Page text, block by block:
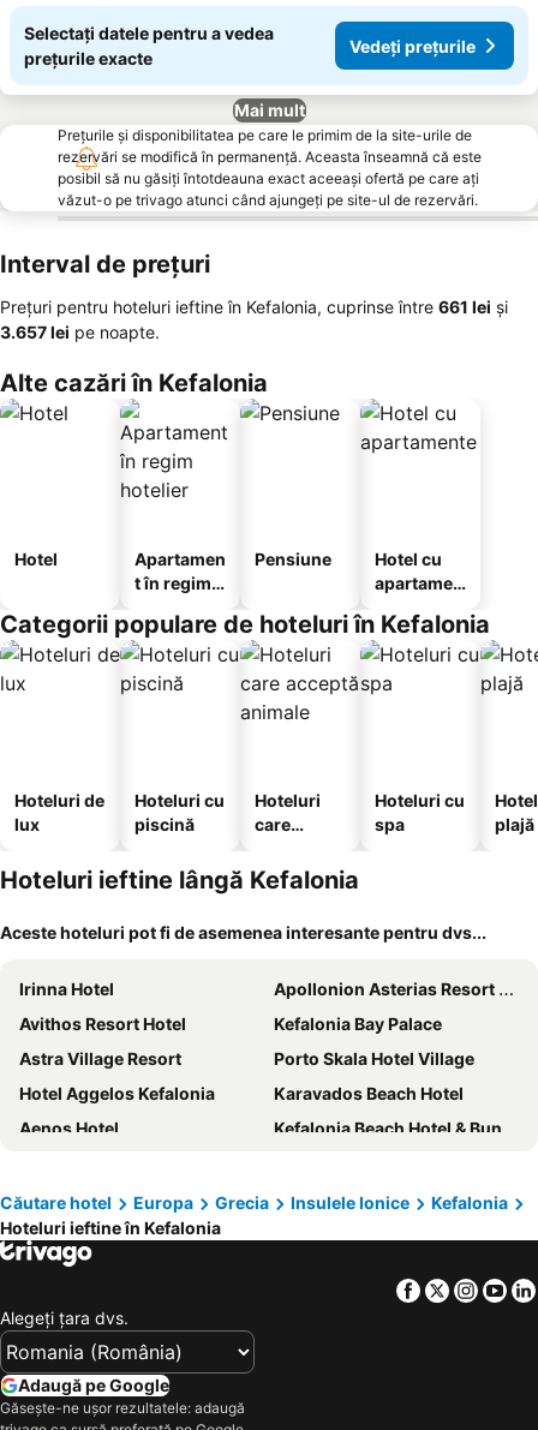
Selectați datele pentru a vedea
prețurile exacte
Vedeți prețurile
Mai mult
Prețurile și disponibilitatea pe care le primim de la site-urile de
rezervări se modifică în permanență. Aceasta înseamnă că este
posibil să nu găsiți întotdeauna exact aceeași ofertă pe care ați
văzut-o pe trivago atunci când ajungeți pe site-ul de rezervări.
Interval de prețuri
Prețuri pentru hoteluri ieftine în Kefalonia, cuprinse între ‎661 lei și
‎3.657 lei pe noapte.
Alte cazări în Kefalonia
Hotel
Apartamen
t în regim
Pensiune
Hotel cu
apartamen
Categorii populare de hoteluri în Kefalonia
Hoteluri de
lux
Hoteluri cu
piscină
Hoteluri
care
animale
Hoteluri cu
spa
plajă
Hoteluri ieftine lângă Kefalonia
Aceste hoteluri pot fi de asemenea interesante pentru dvs...
Irinna Hotel
Apollonion Asterias Resort and Spa
Avithos Resort Hotel
Kefalonia Bay Palace
Astra Village Resort
Porto Skala Hotel Village
Hotel Aggelos Kefalonia
Karavados Beach Hotel
Aenos Hotel
Kefalonia Beach Hotel & Bungalows
Electra Kefalonia Hotel & Spa
Mouikis Hotel Kefalonia
Tourist Boutique Hotel
Alley Boutique Hotel and Spa
White Rocks Hotel Kefalonia
Palatino Hotel
Mirabel City Center Hotel
Canale Hotel & Suites
Căutare hotel Europa Grecia Insulele Ionice
Kefalonia
Hoteluri ieftine în Kefalonia
Facebook
Twitter
Alegeţi ţara dvs.
Adaugă pe Google
Găsește-ne ușor rezultatele: adaugă